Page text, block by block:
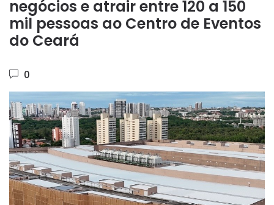
negócios e atrair entre 120 a 150
mil pessoas ao Centro de Eventos
do Ceará
0